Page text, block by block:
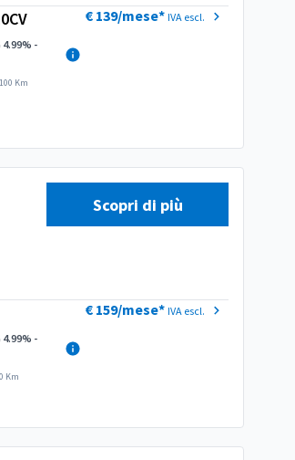
4.99% -
Km
€ 139/mese* IVA escl.
Scopri di più
4.99% -
Km
€ 159/mese* IVA escl.